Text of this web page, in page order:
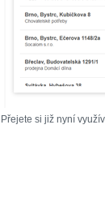
Přejete si již nyní